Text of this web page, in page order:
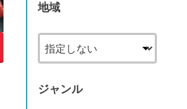
地域
ジャンル